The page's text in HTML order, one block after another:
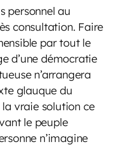
personnel au
consultation. Faire
par tout le
d’une démocratie
n’arrangera
glauque du
vraie solution ce
le peuple
n’imagine